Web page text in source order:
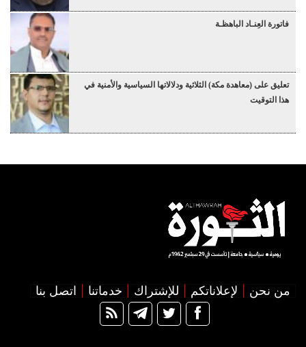
فاتورة العِنـاد الباهظـة
تعليق على (معاهدة مكة) الثلاثية ودلالاتها السياسية والأمنية في
هذا التوقيت
من نحن لإعلاناتكم للإشتراك خدماتنا اتصل بنا